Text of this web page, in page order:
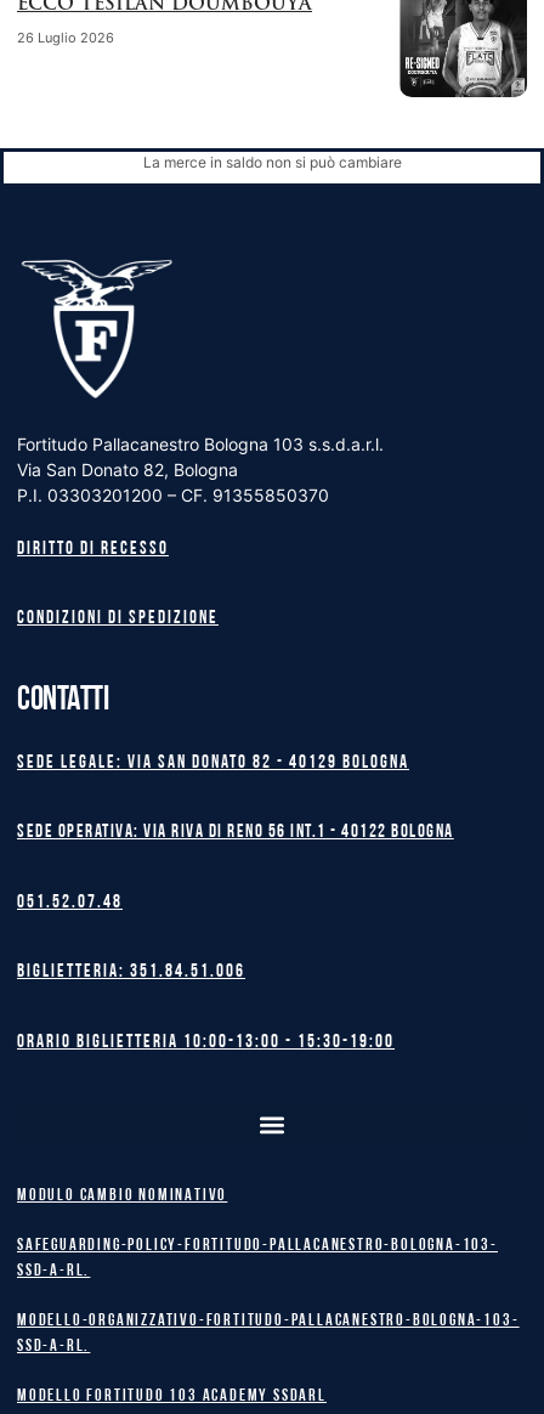
ECCO TESILAN DOUMBOUYA
26 Luglio 2026
La merce in saldo non si può cambiare
Fortitudo Pallacanestro Bologna 103 s.s.d.a.r.l.
Via San Donato 82, Bologna
P.I. 03303201200 – CF. 91355850370
Diritto di recesso
Condizioni di spedizione
CONTATTI
Sede legale: Via San Donato 82 - 40129 BOLOGNA
Sede operativa: Via Riva di Reno 56 int.1 - 40122 BOLOGNA
051.52.07.48
Biglietteria: 351.84.51.006
Orario biglietteria 10:00-13:00 - 15:30-19:00
MODULO CAMBIO NOMINATIVO
safeguarding-policy-Fortitudo-Pallacanestro-Bologna-103-
SSD-A-RL.
Modello-Organizzativo-Fortitudo-Pallacanestro-Bologna-103-
SSD-A-RL.
MODELLO FORTITUDO 103 ACADEMY SSDARL